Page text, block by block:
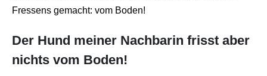
Fressens gemacht: vom Boden!
Der Hund meiner Nachbarin frisst aber
nichts vom Boden!